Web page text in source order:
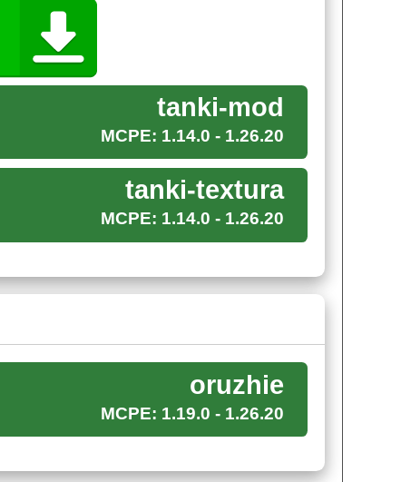
принять и их сторону.
оружия. Помимо этого в дополнении
ТТК до такого уровня, чтобы игрок
оружия производится через стандартный
патроны.
спиной. Особенно если речь идёт о моде на
tanki-mod
MCPE: 1.14.0 - 1.26.20
tanki-textura
MCPE: 1.14.0 - 1.26.20
oruzhie
MCPE: 1.19.0 - 1.26.20